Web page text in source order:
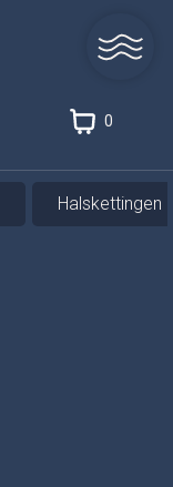
0
Halskettingen